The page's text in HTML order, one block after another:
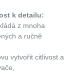
k detailu:
z mnoha
a ručně
vytvořit citlivost a